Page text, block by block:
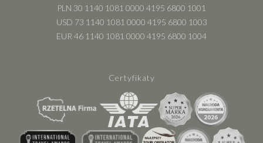
PLN 30 1140 1081 0000 4195 6800 1001
USD 73 1140 1081 0000 4195 6800 1003
EUR 46 1140 1081 0000 4195 6800 1004
Certyfikaty